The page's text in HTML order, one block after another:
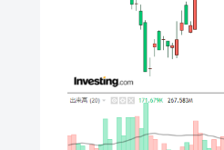
『Money1』 【対日
『Money1』
韓国政
1.9倍！
『Money1』
在韓米
ドを掲げる「在韓反米